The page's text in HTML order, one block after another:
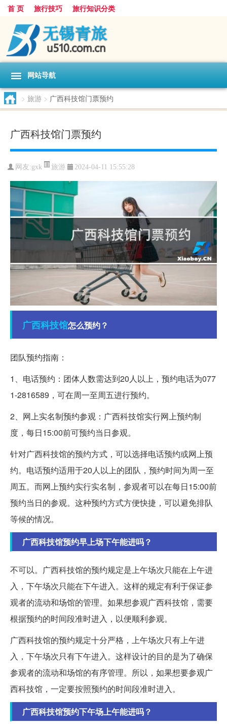
首 页 旅行技巧 旅行知识分类
网站导航
> 旅游 > 广西科技馆门票预约
广西科技馆门票预约
网友:gxk 旅游 2024-04-11 15:55:28
广西科技馆怎么预约？
团队预约指南：
1、电话预约：团体人数需达到20人以上，预约电话为077
1-2816589，可在周一至周五进行预约。
2、网上实名制预约参观：广西科技馆实行网上预约制
度，每日15:00前可预约当日参观。
针对广西科技馆的预约方式，可以选择电话预约或网上预
约。电话预约适用于20人以上的团队，预约时间为周一至
周五。而网上预约实行实名制，参观者可以在每日15:00前
预约当日的参观。这种预约方式方便快捷，可以避免排队
等候的情况。
广西科技馆预约早上场下午能进吗？
不可以。广西科技馆的预约规定是上午场次只能在上午进
入，下午场次只能在下午进入。这样的规定有利于保证参
观者的流动和场馆的管理。如果想参观广西科技馆，需要
根据预约的时间段准时进入，以便顺利参观。
广西科技馆的预约规定十分严格，上午场次只有上午进
入，下午场次只有下午进入。这样设计的目的是为了确保
参观者的流动和场馆的有序管理。所以，如果想要参观广
西科技馆，一定要按照预约的时间段准时进入。
广西科技馆预约下午场上午能进吗？